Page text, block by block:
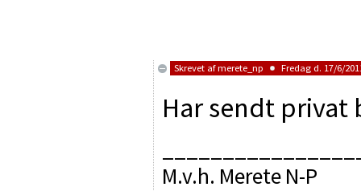
Skrevet afmerete_np Fredag d. 17/6/
Har sendt privat
M.v.h. Merete N-P